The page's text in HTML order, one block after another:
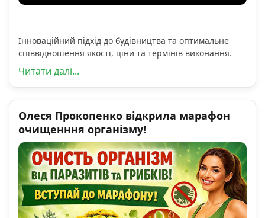
Інноваційний підхід до будівництва та оптимальне
співвідношення якості, ціни та термінів виконання.
Читати далі...
Олеся Прокопенко відкрила марафон
очищенння організму!